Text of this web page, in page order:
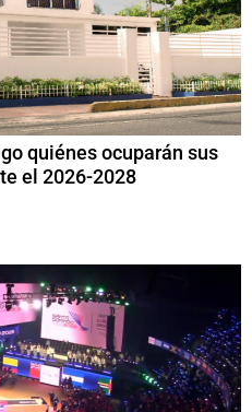
quiénes ocuparán sus
el 2026-2028